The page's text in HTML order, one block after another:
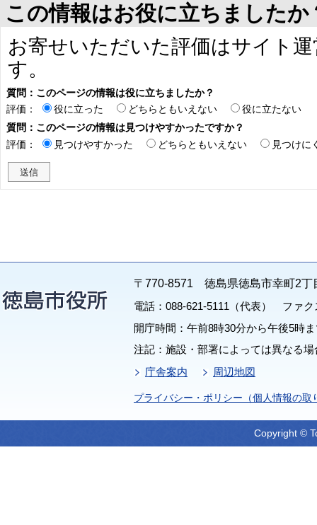
この情報はお役に立ちましたか
お寄せいただいた評価はサイト
す。
質問：このページの情報は役に立ちましたか？
評価：
役に立った どちらともいえない
役に立たない
質問：このページの情報は見つけやすかったですか？
評価：
見つけやすかった どちらともいえない 見つけに
〒770-8571 徳島県徳島市幸町2丁
電話：088-621-5111（代表） ファク
開庁時間：午前8時30分から午後5時
注記：施設・部署によっては異なる
庁舎案内
周辺地図
プライバシー・ポリシー（個人情報の取
Copyright ©